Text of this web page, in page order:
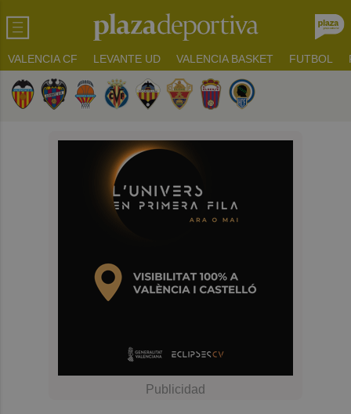
VALENCIA CF LEVANTE UD VALENCIA BASKET FUTBOL